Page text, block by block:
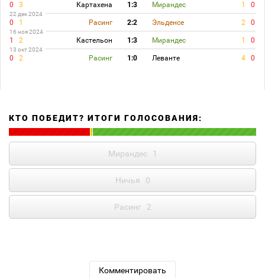
0 3 Картахена 1:3 Мирандес 1 0
22 дек 2024
0 1 Расинг 2:2 Эльденсе 2 0
16 ноя 2024
1 2 Кастельон 1:3 Мирандес 1 0
13 окт 2024
0 2 Расинг 1:0 Леванте 4 0
КТО ПОБЕДИТ? ИТОГИ ГОЛОСОВАНИЯ:
Мирандес 1
Ничья 0
Расинг 2
Комментировать